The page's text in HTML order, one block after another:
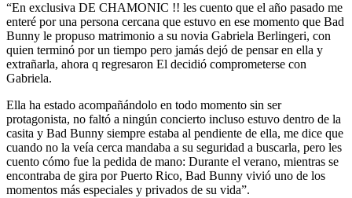
“En exclusiva DE CHAMONIC !! les cuento que el año pasado me
enteré por una persona cercana que estuvo en ese momento que Bad
Bunny le propuso matrimonio a su novia Gabriela Berlingeri, con
quien terminó por un tiempo pero jamás dejó de pensar en ella y
extrañarla, ahora q regresaron El decidió comprometerse con
Gabriela.
Ella ha estado acompañándolo en todo momento sin ser
protagonista, no faltó a ningún concierto incluso estuvo dentro de la
casita y Bad Bunny siempre estaba al pendiente de ella, me dice que
cuando no la veía cerca mandaba a su seguridad a buscarla, pero les
cuento cómo fue la pedida de mano: Durante el verano, mientras se
encontraba de gira por Puerto Rico, Bad Bunny vivió uno de los
momentos más especiales y privados de su vida”.